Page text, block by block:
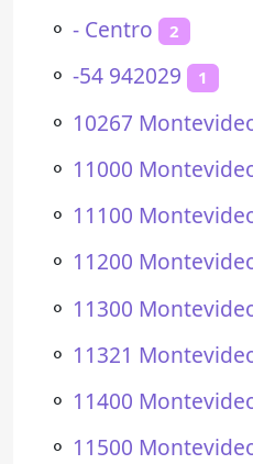
⚬ - Centro 2
⚬ -54 942029 1
⚬ 10267
⚬ 11000
⚬ 11100
⚬ 11200
⚬ 11300
⚬ 11321
⚬ 11400
⚬ 11500